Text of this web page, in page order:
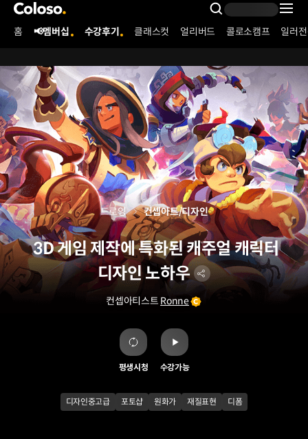
콜로소
Search
Coloso Menu
홈 📢멤버십 수강후기 클래스컷 얼리버드 콜로소캠프 일러
3D 게임 제작에 특화된 캐주얼 캐릭터
디자인 노하우
컨셉아티스트 Ronne
드로잉 컨셉아트/디자인
평생시청 수강가능
디자인중고급 포토샵 원화가 재질표현 디폼